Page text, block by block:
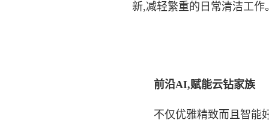
新,减轻繁重的日常清洁工作
前沿AI,赋能云钻家族
不仅优雅精致而且智能好